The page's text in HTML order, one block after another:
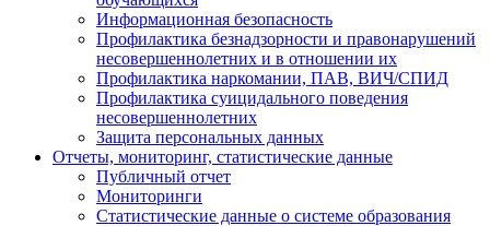
Информационная безопасность
Профилактика безнадзорности и правонарушений
несовершеннолетних и в отношении их
Профилактика наркомании, ПАВ, ВИЧ/СПИД
Профилактика суицидального поведения
несовершеннолетних
Защита персональных данных
Отчеты, мониторинг, статистические данные
Публичный отчет
Мониторинги
Статистические данные о системе образования